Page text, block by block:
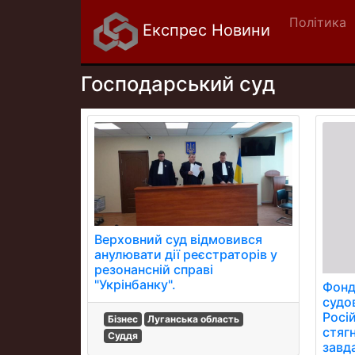
Експрес Новини Політика
Господарський суд
Верховний суд відмовився
анулювати дії реєстраторів у
резонансній справі
"Укрінбанку".
Бізнес
Луганська область
Суддя
Фонд